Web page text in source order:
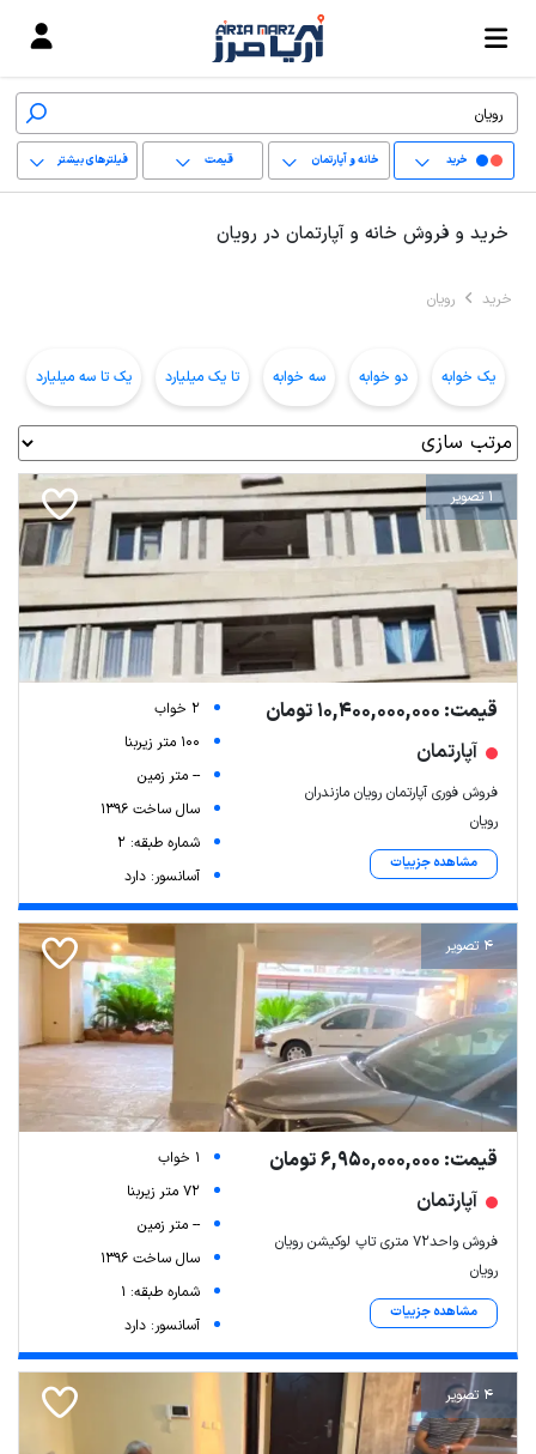
خرید خانه و آپارتمان قیمت فیلترهای بیشتر
خرید و فروش خانه و آپارتمان در رویان
خرید رویان
یک خوابه دو خوابه سه خوابه تا یک میلیارد یک تا سه میلیارد
1 تصویر
قیمت: 10,400,000,000 تومان
آپارتمان
فروش فوری آپارتمان رویان مازندران
رویان
مشاهده جزییات
2 خواب
100 متر زیربنا
-- متر زمین
سال ساخت 1396
شماره طبقه: 2
آسانسور: دارد
4 تصویر
قیمت: 6,950,000,000 تومان
آپارتمان
فروش واحد۷۲ متری تاپ لوکیشن رویان
رویان
مشاهده جزییات
1 خواب
72 متر زیربنا
-- متر زمین
سال ساخت 1396
شماره طبقه: 1
آسانسور: دارد
4 تصویر